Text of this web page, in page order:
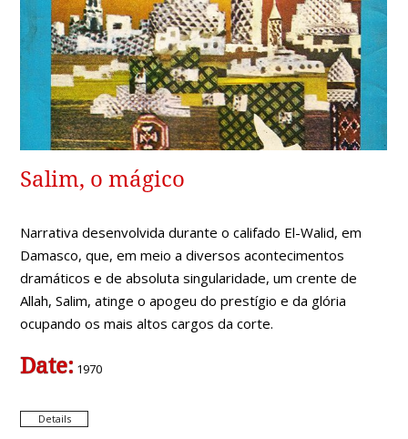
Salim, o mágico
Narrativa desenvolvida durante o califado El-Walid, em
Damasco, que, em meio a diversos acontecimentos
dramáticos e de absoluta singularidade, um crente de
Allah, Salim, atinge o apogeu do prestígio e da glória
ocupando os mais altos cargos da corte.
Date: 1970
Details